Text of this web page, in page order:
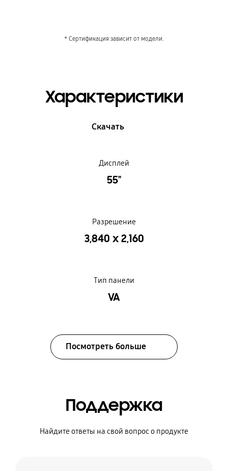
* Сертификация зависит от модели.
Характеристики
Скачать
Дисплей
55"
Разрешение
3,840 x 2,160
Тип панели
VA
Посмотреть больше
Поддержка
Найдите ответы на свой вопрос о продукте